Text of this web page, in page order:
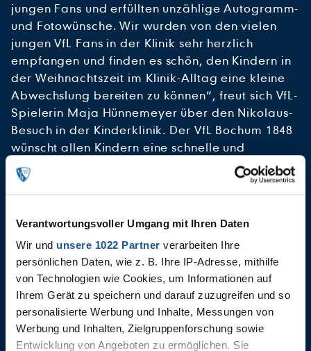
Verantwortungsvoller Umgang mit Ihren Daten
Wir und unsere 1022 Partner verarbeiten Ihre
persönlichen Daten, wie z. B. Ihre IP-Adresse, mithilfe
von Technologien wie Cookies, um Informationen auf
Ihrem Gerät zu speichern und darauf zuzugreifen und so
personalisierte Werbung und Inhalte, Messungen von
Werbung und Inhalten, Zielgruppenforschung sowie
Entwicklung von Angeboten zu ermöglichen. Sie
jungen Fans und erfüllten unzählige Autogramm-
und Fotowünsche. Wir wurden von den vielen
jungen VfL Fans in der Klinik sehr herzlich
empfangen und finden es schön, den Kindern in
der Weihnachtszeit im Klinik-Alltag eine kleine
Abwechslung bereiten zu können“, freut sich VfL-
Spielerin Maja Hünnemeyer über den Nikolaus-
Besuch in der Kinderklinik. Der VfL Bochum 1848
wünscht allen Kindern eine schnelle und
vollständige Genesung sowie ein frohes
Weihnachtsfest. Die weihnachtlichen Wünsche
richten sich – ebenso wie ein herzlicher Dank –
an das medizinische Personal der Kinderklinik
und der anderen Bochumer Krankenhäuser, die
eine außergewöhnliche und wertvolle Arbeit
leisten.
AKTUELLE PLAYLIST: BESUCH IN
DER BOCHUMER KINDERKLINIK